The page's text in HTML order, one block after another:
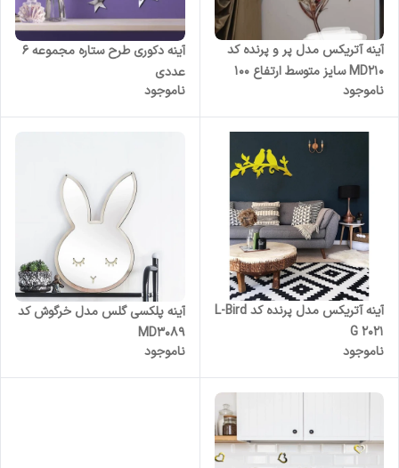
آینه آتریکس مدل پر و پرنده کد
MD210 سایز متوسط ارتفاع 100
ساننیمتر
ناموجود
آینه دکوری طرح ستاره مجموعه 6
عددی
ناموجود
آینه آتریکس مدل پرنده کد L-Bird
G 2021
ناموجود
آینه پلکسی گلس مدل خرگوش کد
MD3089
ناموجود